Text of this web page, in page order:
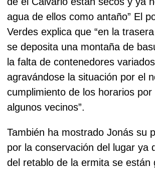
agua de ellos como antaño” El
Verdes explica que “en la
se deposita una montaña de
la falta de contenedores
agravándose la situación por el
cumplimiento de los horarios
algunos vecinos”.
También ha mostrado Jonás su
por la conservación del lugar ya
del retablo de la ermita se están